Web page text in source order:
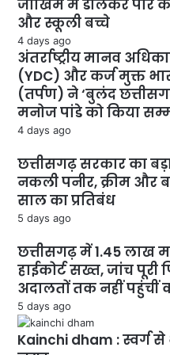
जोखिम में डालकर पार
और स्कूली बच्चे
4 days ago
अंतर्राष्ट्रीय मानव
(YDC) और कर्ज मुक्त
(तर्पण) ने ‘बुलंद
मनोज पांडे को किया
4 days ago
छत्तीसगढ़ सरकार का
नकली पनीर, क्रीम और
साल का प्रतिबंध
5 days ago
छत्तीसगढ़ में 1.45 लाख
हाईकोर्ट सख्त, जांच पूरी
अदालतों तक नहीं पहुंचीं
5 days ago
Kainchi dham : स्वर्ग